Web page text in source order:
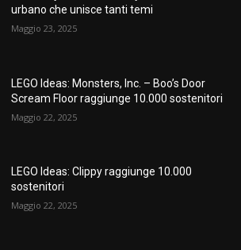
urbano che unisce tanti temi
Maggio 23, 2025
LEGO Ideas: Monsters, Inc. – Boo’s Door
Scream Floor raggiunge 10.000 sostenitori
Maggio 22, 2025
LEGO Ideas: Clippy raggiunge 10.000
sostenitori
Maggio 22, 2025